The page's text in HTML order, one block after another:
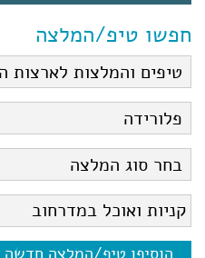
חפשו טיפ/המלצה
הוסיפו טיפ/המלצה חדשה